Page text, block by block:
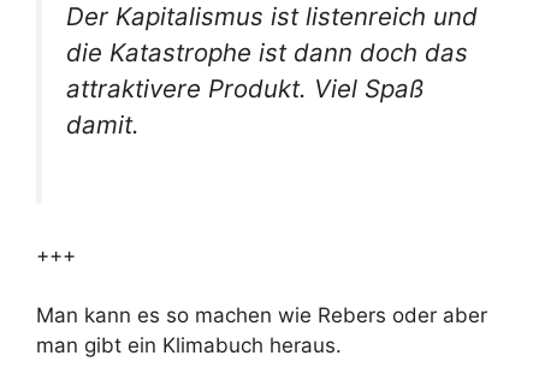
Der Kapitalismus ist listenreich und
die Katastrophe ist dann doch das
attraktivere Produkt. Viel Spaß
damit.
+++
Man kann es so machen wie Rebers oder aber
man gibt ein Klimabuch heraus.